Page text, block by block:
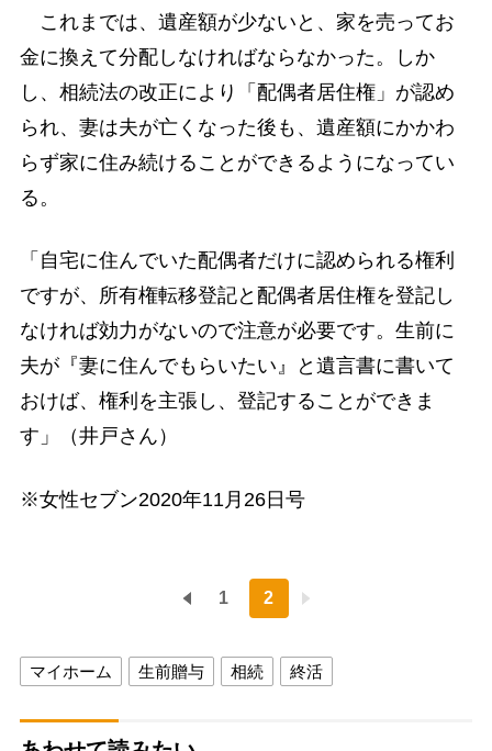
これまでは、遺産額が少ないと、家を売ってお
金に換えて分配しなければならなかった。しか
し、相続法の改正により「配偶者居住権」が認め
られ、妻は夫が亡くなった後も、遺産額にかかわ
らず家に住み続けることができるようになってい
る。
「自宅に住んでいた配偶者だけに認められる権利
ですが、所有権転移登記と配偶者居住権を登記し
なければ効力がないので注意が必要です。生前に
夫が『妻に住んでもらいたい』と遺言書に書いて
おけば、権利を主張し、登記することができま
す」（井戸さん）
※女性セブン2020年11月26日号
1 2
マイホーム 生前贈与 相続 終活